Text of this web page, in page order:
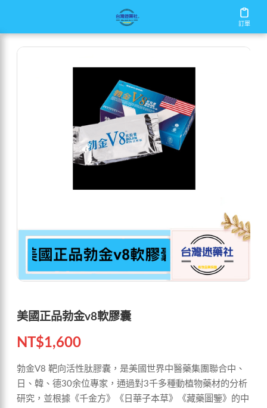
訂單
訂單
美國正品勃金v8軟膠囊
美國正品勃金v8軟膠囊
NT$1,600
勃金V8 靶向活性肽膠囊，是美國世界中醫藥集團聯合中、
日、韓、德30余位專家，通過對3千多種動植物藥材的分析
研究，並根據《千金方》《日華子本草》《藏藥圖鑒》的中